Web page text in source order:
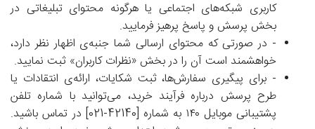
کاربری شبکه‌های اجتماعی یا هرگونه محتوای تبلیغاتی در
بخش پرسش و پاسخ پرهیز فرمایید.
- در صورتی که محتوای ارسالی شما جنبه‌ی اظهار نظر دارد،
خواهشمند است آن را در بخش «نظرات کاربران» ثبت نمایید.
- برای پیگیری سفارش‌ها، ثبت شکایات، ارائه‌ی انتقادات یا
طرح پرسش درباره فرآیند خرید، می‌توانید با شماره تلفن
پشتیبانی موبایل ۱۴۰ به شماره [42140-021] در تماس باشید.